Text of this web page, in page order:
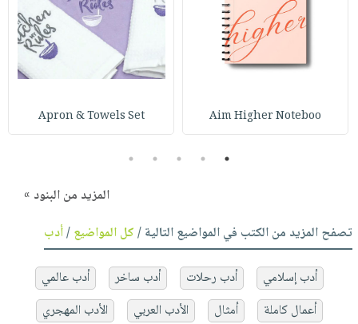
Aim Higher Noteboo
Apron & Towels Set
1
2
3
4
5
المزيد من البنود »
تصفح المزيد من الكتب في المواضيع التالية /كل المواضيع/أدب
أدب إسلامي أدب رحلات أدب ساخر
أدب عالمي
أعمال كاملة
أمثال الأدب العربي
الأدب المهجري